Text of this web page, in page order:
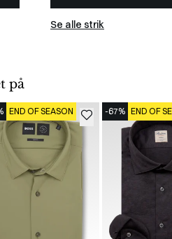
Se alle strik
på
END OF SEASON -67% END OF